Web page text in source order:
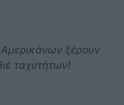
ξέρουν
ταχυτήτων!